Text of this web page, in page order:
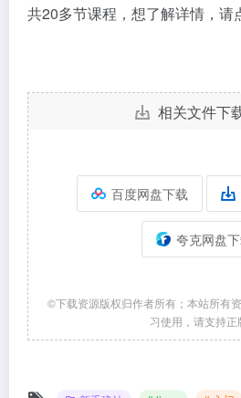
共20多节课程，想了解详情，请
相关文件下
百度网盘下载
夸克网盘
©下载资源版权归作者所有；本站所有
习使用，请支持正